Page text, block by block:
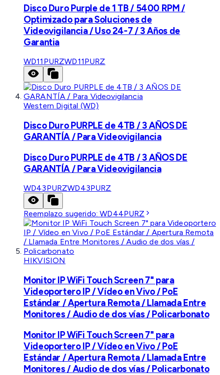
Disco Duro Purple de 1 TB / 5400 RPM /
Optimizado para Soluciones de
Videovigilancia / Uso 24-7 / 3 Años de
Garantia
WD11PURZWD11PURZ
Western Digital (WD)
Disco Duro PURPLE de 4TB / 3 AÑOS DE
GARANTÍA / Para Videovigilancia
Disco Duro PURPLE de 4TB / 3 AÑOS DE
GARANTÍA / Para Videovigilancia
WD43PURZWD43PURZ
Reemplazo sugerido:WD44PURZ
HIKVISION
Monitor IP WiFi Touch Screen 7" para
Videoportero IP / Vídeo en Vivo / PoE
Estándar / Apertura Remota / Llamada Entre
Monitores / Audio de dos vías / Policarbonato
Monitor IP WiFi Touch Screen 7" para
Videoportero IP / Vídeo en Vivo / PoE
Estándar / Apertura Remota / Llamada Entre
Monitores / Audio de dos vías / Policarbonato